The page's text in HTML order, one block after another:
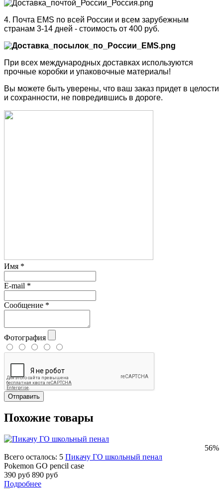
4. Почта EMS по всей России и всем зарубежным
странам 3-14 дней - стоимость от 400 руб.
При всех международных доставках используются
прочные коробки и упаковочные материалы!
Вы можете быть уверены, что ваш заказ придет в целости
и сохранности, не повредившись в дороге.
Имя *
E-mail *
Сообщение *
Фотография
Отправить
Похожие товары
56%
Всего осталось: 5 Пикачу ГО школьный пенал
Pokemon GO pencil case
390 руб 890 руб
Подробнее